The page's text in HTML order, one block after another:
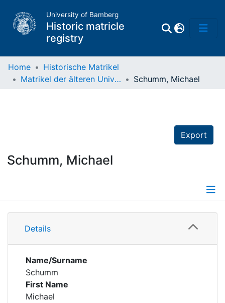
University of Bamberg
Historic matricle
registry
Home
Historische Matrikel
Matrikel der älteren Universität
Schumm, Michael
Export
Schumm, Michael
Details
Details
Name/Surname
Schumm
First Name
Michael